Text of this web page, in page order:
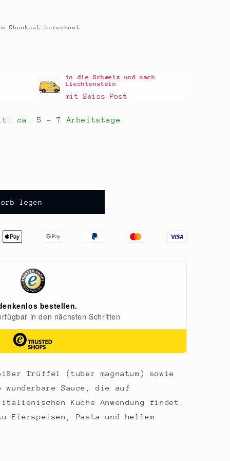
Checkout berechnet
in die Schweiz und nach
Liechtenstein
mit Swiss Post
ca. 5 - 7 Arbeitstage
legen
Trüffel (tuber magnatum) sowie
wunderbare Sauce, die auf
Küche Anwendung findet.
Eierspeisen, Pasta und hellem